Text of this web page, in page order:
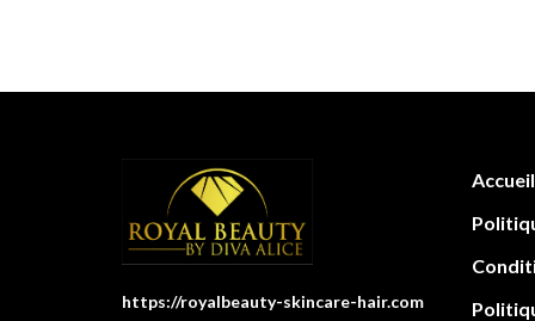
https://royalbeauty-skincare-hair.com
Accueil